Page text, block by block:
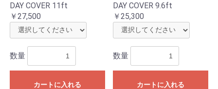
DAY COVER 11ft
￥27,500
数量
カートに入れる
DAY COVER 9.6ft
￥25,300
数量
カートに入れる